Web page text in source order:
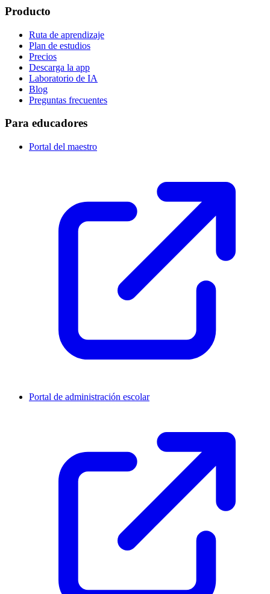
Producto
Ruta de aprendizaje
Plan de estudios
Precios
Descarga la app
Laboratorio de IA
Blog
Preguntas frecuentes
Para educadores
Portal del maestro
Portal de administración escolar